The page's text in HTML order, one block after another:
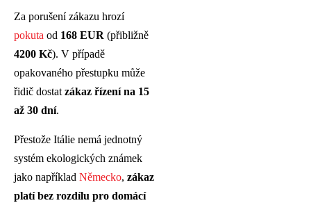
Za porušení zákazu hrozí
pokuta od 168 EUR (přibližně
4200 Kč). V případě
opakovaného přestupku může
řidič dostatzákaz řízení na 15
až 30 dní.
Přestože Itálie nemá jednotný
systém ekologických známek
jako například Německo, zákaz
platí bez rozdílu pro domácí